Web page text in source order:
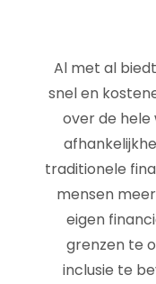
Al met al
snel en
over de
traditionele
mensen
eigen
grenzen te
inclusie te